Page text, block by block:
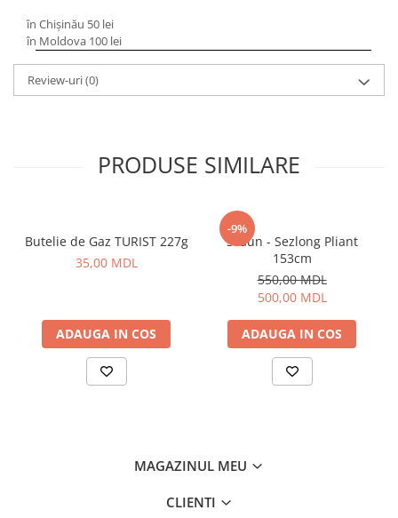
Genti
Lazi
Huse
Penare
Accesorii conexe pescuit
Ochelari
Barci, sonare
Barci
Camping pescuit
în Chișinău 50 lei
în Moldova 100 lei
Review-uri(0)
PRODUSE SIMILARE
Butelie de Gaz TURIST 227g
35,00 MDL
ADAUGA IN COS
-9%
Scaun - Sezlong Pliant
153cm
550,00 MDL
500,00 MDL
ADAUGA IN COS
MAGAZINUL MEU
CLIENTI